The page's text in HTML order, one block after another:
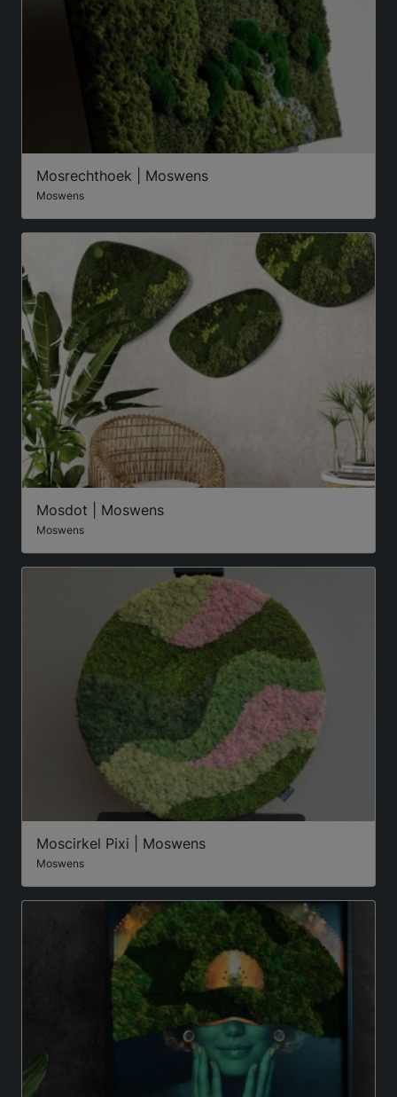
Mosrechthoek | Moswens
Moswens
Mosdot | Moswens
Moswens
Moscirkel Pixi | Moswens
Moswens